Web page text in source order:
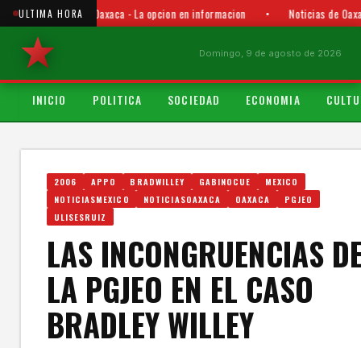
ULTIMA HORA
Punto y Aparte Oaxaca - La opcion en informacion Noticias de
Domingo, 9 de agosto de 2026
INICIO POLITICA SOCIEDAD ECONOMIA
2006 APPO BRADWILLEY GABINOCUE
MEXICO
NOTICIASMEXICO
NOTICIASOAXACA OAXACA
PGJEO
ULISESRUIZ
LAS INCONGRUENCIAS
LA PGJEO EN EL CASO
BRADLEY WILLEY